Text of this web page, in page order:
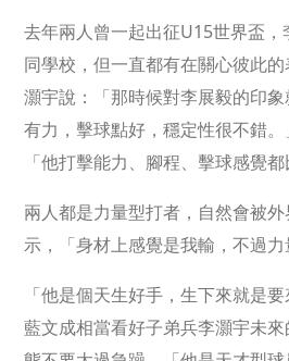
去年兩人曾一起出征U15世界盃
同學校，但一直都有在關心彼此
灝宇說：「那時候對李展毅的印
有力，擊球點好，穩定性很不錯。
「他打擊能力、腳程、擊球感覺都
兩人都是力量型打者，自然會被
示，「身材上感覺是我輸，不過力
「他是個天生好手，生下來就是
藍文成相當看好子弟兵李灝宇未